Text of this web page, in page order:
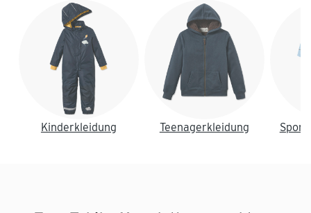
Kinderkleidung Teenagerkleidung